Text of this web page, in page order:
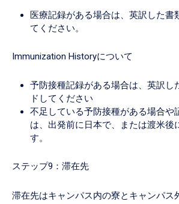
医療記録がある場合は、英訳した書
てください。
Immunization Historyについて
予防接種記録がある場合は、英訳し
ドしてください
不足している予防接種がある場合や
は、出発前に日本で、または渡米後
す。
ステップ9：滞在先
滞在先はキャンパス内の寮とキャンパス